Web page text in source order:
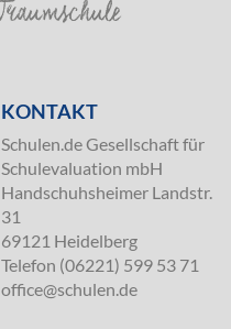
KONTAKT
Schulen.de Gesellschaft für
Schulevaluation mbH
Handschuhsheimer Landstr.
31
69121 Heidelberg
Telefon (06221) 599 53 71
office@schulen.de